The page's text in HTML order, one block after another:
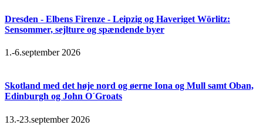
Dresden - Elbens Firenze - Leipzig og Haveriget Wörlitz:
Sensommer, sejlture og spændende byer
1.-6.september 2026
Skotland med det høje nord og øerne Iona og Mull samt Oban,
Edinburgh og John O´Groats
13.-23.september 2026